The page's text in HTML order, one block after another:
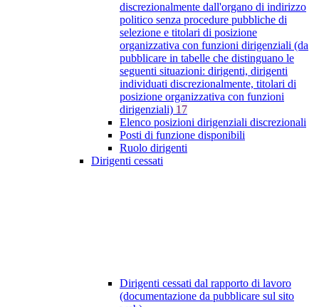
discrezionalmente dall'organo di indirizzo
politico senza procedure pubbliche di
selezione e titolari di posizione
organizzativa con funzioni dirigenziali (da
pubblicare in tabelle che distinguano le
seguenti situazioni: dirigenti, dirigenti
individuati discrezionalmente, titolari di
posizione organizzativa con funzioni
dirigenziali) 17
Elenco posizioni dirigenziali discrezionali
Posti di funzione disponibili
Ruolo dirigenti
Dirigenti cessati
Dirigenti cessati dal rapporto di lavoro
(documentazione da pubblicare sul sito